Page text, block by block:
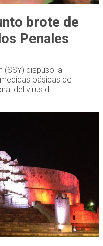
brote de
Penales
(SSY) dispuso la
básicas de
del virus d...